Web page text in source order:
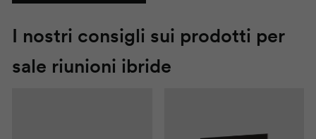
I nostri consigli sui prodotti per
sale riunioni ibride